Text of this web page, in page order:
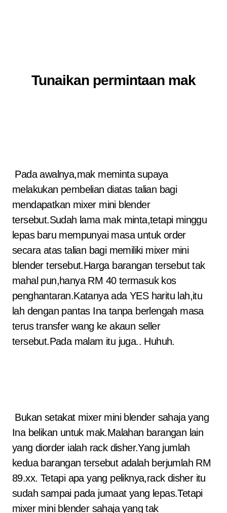
Tunaikan permintaan mak
Pada awalnya,mak meminta supaya
melakukan pembelian diatas talian bagi
mendapatkan mixer mini blender
tersebut.Sudah lama mak minta,tetapi minggu
lepas baru mempunyai masa untuk order
secara atas talian bagi memiliki mixer mini
blender tersebut.Harga barangan tersebut tak
mahal pun,hanya RM 40 termasuk kos
penghantaran.Katanya ada YES haritu lah,itu
lah dengan pantas Ina tanpa berlengah masa
terus transfer wang ke akaun seller
tersebut.Pada malam itu juga.. Huhuh.
Bukan setakat mixer mini blender sahaja yang
Ina belikan untuk mak.Malahan barangan lain
yang diorder ialah rack disher.Yang jumlah
kedua barangan tersebut adalah berjumlah RM
89.xx. Tetapi apa yang peliknya,rack disher itu
sudah sampai pada jumaat yang lepas.Tetapi
mixer mini blender sahaja yang tak